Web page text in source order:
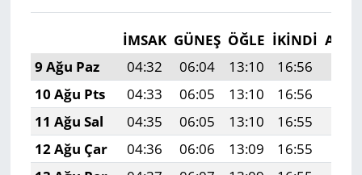
İMSAK GÜNEŞ ÖĞLE İKINDI
9 Ağu Paz
04:32 06:04 13:10 16:56
10 Ağu Pts
04:33 06:05 13:10 16:56
11 Ağu Sal
04:35 06:05 13:10 16:55
12 Ağu Çar
04:36 06:06 13:09 16:55